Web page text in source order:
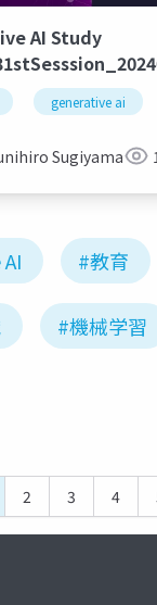
deep learning
AI Study
generative ai
Sugiyama
#教育
#機械学習
2 3 4